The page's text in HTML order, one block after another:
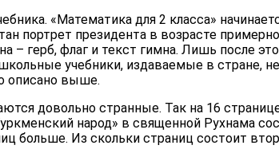
«Математика для 2 класса»
портрет президента в возрасте
– герб, флаг и текст гимна. Лишь после
учебники, издаваемые в стране,
описано выше.
довольно странные. Так на 16
народ» в священной Рухнама
больше. Из скольки страниц состоит